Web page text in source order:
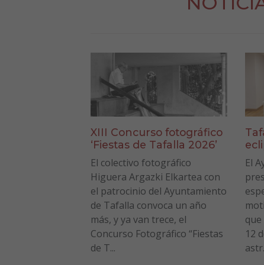
XIII Concurso fotográfico
‘Fiestas de Tafalla 2026’
El colectivo fotográfico
Higuera Argazki Elkartea con
el patrocinio del Ayuntamiento
de Tafalla convoca un año
más, y ya van trece, el
Concurso Fotográfico “Fiestas
de T...
El
12